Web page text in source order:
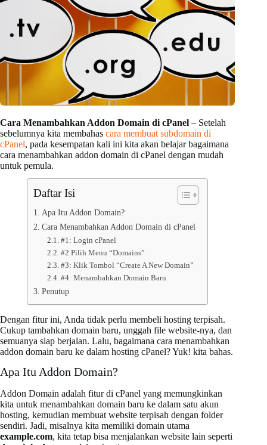
Cara Menambahkan Addon Domain di cPanel – Setelah
sebelumnya kita membahas cara membuat subdomain di
cPanel, pada kesempatan kali ini kita akan belajar bagaimana
cara menambahkan addon domain di cPanel dengan mudah
untuk pemula.
Daftar Isi
Apa Itu Addon Domain?
Cara Menambahkan Addon Domain di cPanel
#1: Login cPanel
#2 Pilih Menu “Domains”
#3: Klik Tombol “Create A New Domain”
#4: Menambahkan Domain Baru
Penutup
Dengan fitur ini, Anda tidak perlu membeli hosting terpisah.
Cukup tambahkan domain baru, unggah file website-nya, dan
semuanya siap berjalan. Lalu, bagaimana cara menambahkan
addon domain baru ke dalam hosting cPanel? Yuk! kita bahas.
Apa Itu Addon Domain?
Addon Domain adalah fitur di cPanel yang memungkinkan
kita untuk menambahkan domain baru ke dalam satu akun
hosting, kemudian membuat website terpisah dengan folder
sendiri. Jadi, misalnya kita memiliki domain utama
example.com, kita tetap bisa menjalankan website lain seperti